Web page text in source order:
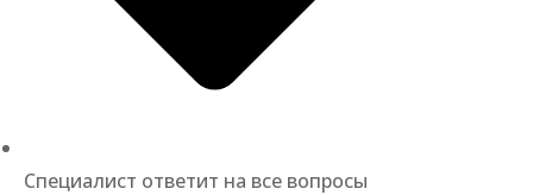
Специалист ответит на все вопросы